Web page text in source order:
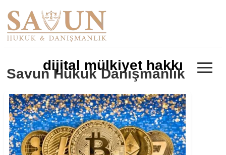
Savun Hukuk Danışmanlık ≡
dijital mülkiyet hakkı